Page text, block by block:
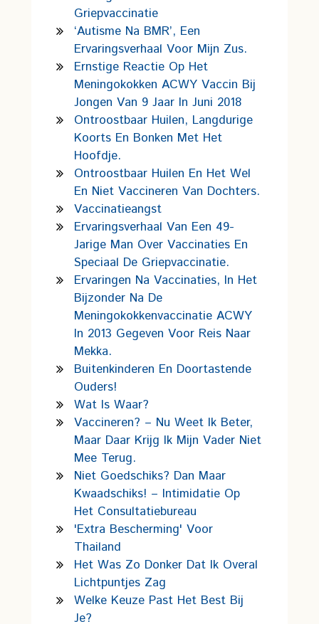
Griepvaccinatie
‘Autisme Na BMR’, Een
Ervaringsverhaal Voor Mijn Zus.
Ernstige Reactie Op Het
Meningokokken ACWY Vaccin Bij
Jongen Van 9 Jaar In Juni 2018
Ontroostbaar Huilen, Langdurige
Koorts En Bonken Met Het
Hoofdje.
Ontroostbaar Huilen En Het Wel
En Niet Vaccineren Van Dochters.
Vaccinatieangst
Ervaringsverhaal Van Een 49-
Jarige Man Over Vaccinaties En
Speciaal De Griepvaccinatie.
Ervaringen Na Vaccinaties, In Het
Bijzonder Na De
Meningokokkenvaccinatie ACWY
In 2013 Gegeven Voor Reis Naar
Mekka.
Buitenkinderen En Doortastende
Ouders!
Wat Is Waar?
Vaccineren? – Nu Weet Ik Beter,
Maar Daar Krijg Ik Mijn Vader Niet
Mee Terug.
Niet Goedschiks? Dan Maar
Kwaadschiks! – Intimidatie Op
Het Consultatiebureau
'Extra Bescherming' Voor
Thailand
Het Was Zo Donker Dat Ik Overal
Lichtpuntjes Zag
Welke Keuze Past Het Best Bij
Je?